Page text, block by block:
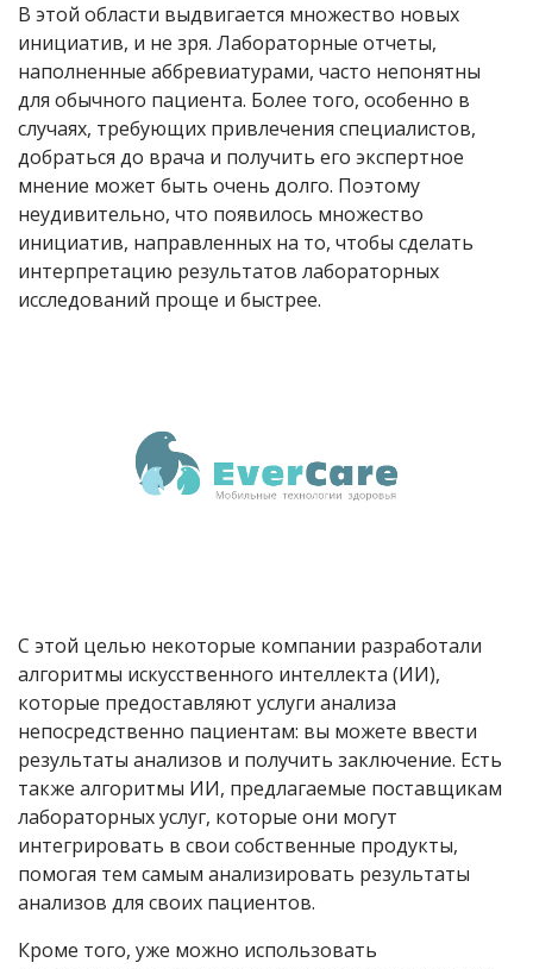
В этой области выдвигается множество новых
инициатив, и не зря. Лабораторные отчеты,
наполненные аббревиатурами, часто непонятны
для обычного пациента. Более того, особенно в
случаях, требующих привлечения специалистов,
добраться до врача и получить его экспертное
мнение может быть очень долго. Поэтому
неудивительно, что появилось множество
инициатив, направленных на то, чтобы сделать
интерпретацию результатов лабораторных
исследований проще и быстрее.
С этой целью некоторые компании разработали
алгоритмы искусственного интеллекта (ИИ),
которые предоставляют услуги анализа
непосредственно пациентам: вы можете ввести
результаты анализов и получить заключение. Есть
также алгоритмы ИИ, предлагаемые поставщикам
лабораторных услуг, которые они могут
интегрировать в свои собственные продукты,
помогая тем самым анализировать результаты
анализов для своих пациентов.
Кроме того, уже можно использовать